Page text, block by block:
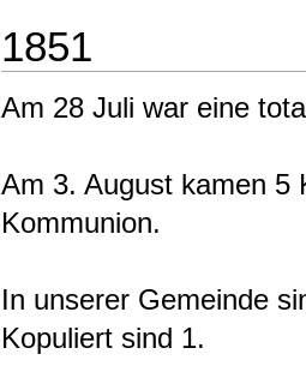
1851
Am 28 Juli war eine
Am 3. August kamen 5
Kommunion.
In unserer Gemeinde
Kopuliert sind 1.